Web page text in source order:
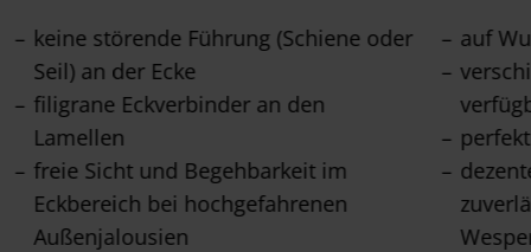
keine störende Führung (Schiene oder
Seil) an der Ecke
filigrane Eckverbinder an den
Lamellen
freie Sicht und Begehbarkeit im
Eckbereich bei hochgefahrenen
Außenjalousien
auf